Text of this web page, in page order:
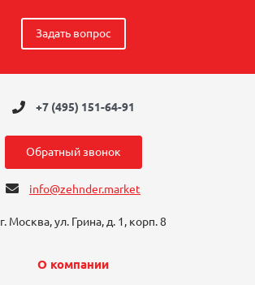
Задать вопрос
+7 (495) 151-64-91
Обратный звонок
info@zehnder.market
г. Москва, ул. Грина, д. 1, корп. 8
О компании